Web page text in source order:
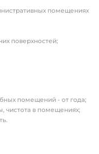
помещениях
поверхностей;
помещений - от года;
чистота в помещениях;